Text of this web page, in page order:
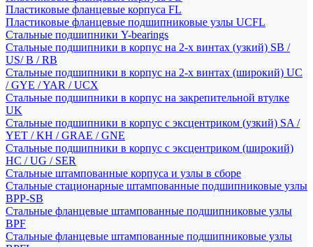
Пластиковые фланцевые корпуса FL
Пластиковые фланцевые подшипниковые узлы UCFL
Стальные подшипники Y-bearings
Стальные подшипники в корпус на 2-х винтах (узкий) SB /
US/ B / RB
Стальные подшипники в корпус на 2-х винтах (широкий) UC
/ GYE / YAR / UCX
Стальные подшипники в корпус на закрепительной втулке
UK
Стальные подшипники в корпус с эксцентриком (узкий) SA /
YET / KH / GRAE / GNE
Стальные подшипники в корпус с эксцентриком (широкий)
HC / UG / SER
Стальные штампованные корпуса и узлы в сборе
Стальные стационарные штампованные подшипниковые узлы
BPP-SB
Стальные фланцевые штампованные подшипниковые узлы
BPF
Стальные фланцевые штампованные подшипниковые узлы